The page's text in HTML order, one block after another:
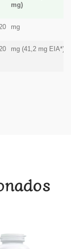
mg)
mg
mg (41,2 mg EIA*)